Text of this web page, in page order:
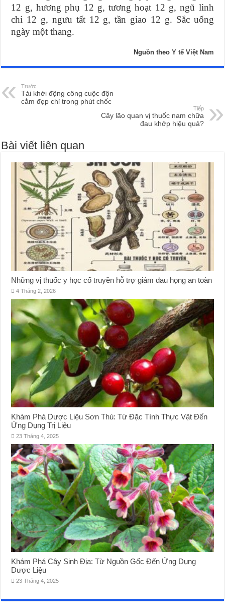
12 g, hương phụ 12 g, tương hoạt 12 g, ngũ linh
chi 12 g, ngưu tất 12 g, tần giao 12 g. Sắc uống
ngày một thang.
Nguồn theo Y tế Việt Nam
Trước
Tái khởi động công cuộc độn
cằm đẹp chỉ trong phút chốc
Tiếp
Cây lão quan vị thuốc nam chữa
đau khớp hiệu quả?
Bài viết liên quan
Những vị thuốc y học cổ truyền hỗ trợ giảm đau họng an toàn
4 Tháng 2, 2026
Khám Phá Dược Liệu Sơn Thù: Từ Đặc Tính Thực Vật Đến
Ứng Dụng Trị Liệu
23 Tháng 4, 2025
Khám Phá Cây Sinh Địa: Từ Nguồn Gốc Đến Ứng Dụng
Dược Liệu
23 Tháng 4, 2025